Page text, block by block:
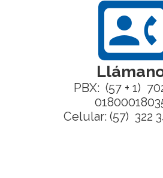
PBX: (57 + 1)
Celular: (57) 322